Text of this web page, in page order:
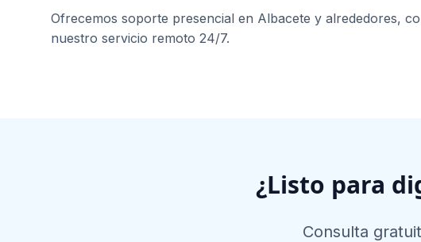
Ofrecemos soporte presencial en Albacete y alrededores,
nuestro servicio remoto 24/7.
¿Listo para
Consulta